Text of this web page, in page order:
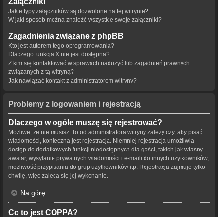
Jakie typy załączników są dozwolone na tej witrynie?
W jaki sposób można znaleźć wszystkie swoje załączniki?
Zagadnienia związane z phpBB
Kto jest autorem tego oprogramowania?
Dlaczego funkcja X nie jest dostępna?
Z kim się kontaktować w sprawach nadużyć lub zagadnień prawnych
związanych z tą witryną?
Jak nawiązać kontakt z administratorem witryny?
Problemy z logowaniem i rejestracją
Dlaczego w ogóle muszę się rejestrować?
Możliwe, że nie musisz. To od administratora witryny zależy czy, aby pisać
wiadomości, konieczna jest rejestracja. Niemniej rejestracja umożliwia
dostęp do dodatkowych funkcji niedostępnych dla gości, takich jak własny
awatar, wysyłanie prywatnych wiadomości i e-maili do innych użytkowników,
możliwość przypisania do grup użytkowników itp. Rejestracja zajmuje tylko
chwilę, więc zaleca się jej wykonanie.
Na górę
Co to jest COPPA?